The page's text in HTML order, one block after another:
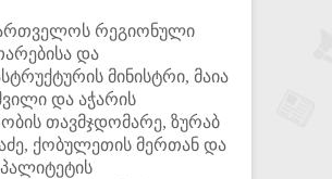
რეგიონული
და
მინისტრი, მაია
და აჭარის
თავმჯდომარე, ზურაბ
ქობულეთის მერთან და